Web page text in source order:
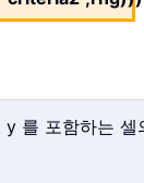
를 포함하는 셀